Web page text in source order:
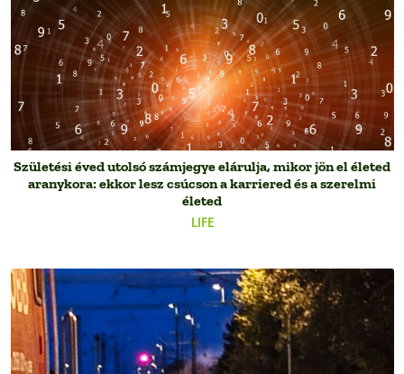
LIFE
Születési éved utolsó számjegye elárulja, mikor jön el életed
aranykora: ekkor lesz csúcson a karriered és a szerelmi
életed